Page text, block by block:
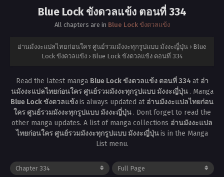
Blue Lock ขังดวลแข้ง ตอนที่ 334
All chapters are in Blue Lock ขังดวลแข้ง
อ่านมังงะแปลไทยก่อนใคร ศูนย์รวมมังงะทุกรูปแบบ มังงะญี่ปุ่น › Blue
Lock ขังดวลแข้ง › Blue Lock ขังดวลแข้ง ตอนที่ 334
Read the latest manga Blue Lock ขังดวลแข้ง ตอนที่ 334 at อ่า
นมังงะแปลไทยก่อนใคร ศูนย์รวมมังงะทุกรูปแบบ มังงะญี่ปุ่น . Manga
Blue Lock ขังดวลแข้งis always updated at อ่านมังงะแปลไทยก่อน
ใคร ศูนย์รวมมังงะทุกรูปแบบ มังงะญี่ปุ่น . Dont forget to read the
other manga updates. A list of manga collections อ่านมังงะแปล
ไทยก่อนใคร ศูนย์รวมมังงะทุกรูปแบบ มังงะญี่ปุ่นis in the Manga
List menu.